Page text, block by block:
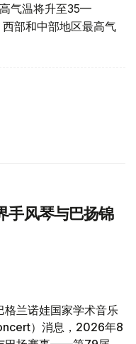
气温将升至35—
部和中部地区最高气
手风琴与巴扬锦
格兰诺娃国家学术音乐
）消息，2026年8